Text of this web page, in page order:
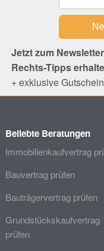
Jetzt zum
Rechts-Tipps
+ exklusive
Beliebte Beratungen
Immobilienkaufvertrag
Bauvertrag prüfen
Bauträgervertrag prüfen
Grundstückskaufvertrag
prüfen